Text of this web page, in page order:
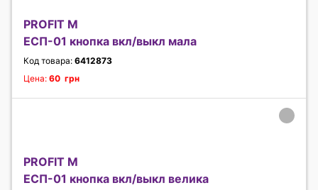
PROFIT M
ЕСП-01 кнопка вкл/выкл мала
Код товара: 6412873
Цена: 60 грн
PROFIT M
ЕСП-01 кнопка вкл/выкл велика